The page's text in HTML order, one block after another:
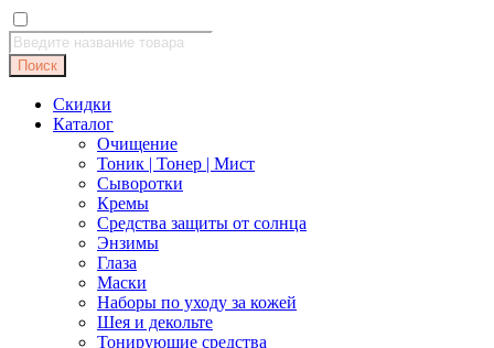
Поиск
товаров
Поиск
Скидки
Каталог
Очищение
Тоник | Тонер | Мист
Сыворотки
Кремы
Средства защиты от солнца
Энзимы
Глаза
Маски
Наборы по уходу за кожей
Шея и декольте
Тонирующие средства